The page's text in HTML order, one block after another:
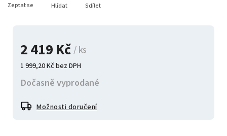
2 419 Kč/ ks
1 999,20 Kč bez DPH
Dočasně vyprodané
Možnosti doručení
Zeptat se Hlídat Sdílet